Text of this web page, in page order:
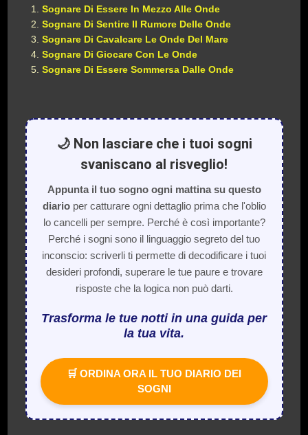
Sognare Di Essere In Mezzo Alle Onde
Sognare Di Sentire Il Rumore Delle Onde
Sognare Di Cavalcare Le Onde Del Mare
Sognare Di Giocare Con Le Onde
Sognare Di Essere Sommersa Dalle Onde
🌙 Non lasciare che i tuoi sogni
svaniscano al risveglio!
Appunta il tuo sogno ogni mattina su questo
diarioper catturare ogni dettaglio prima che l'oblio
lo cancelli per sempre. Perché è così importante?
Perché i sogni sono il linguaggio segreto del tuo
inconscio: scriverli ti permette di decodificare i tuoi
desideri profondi, superare le tue paure e trovare
risposte che la logica non può darti.
Trasforma le tue notti in una guida per
la tua vita.
🛒 ORDINA ORA IL TUO DIARIO DEI
SOGNI